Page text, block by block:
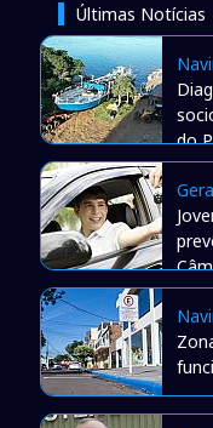
Últimas Notícias
do